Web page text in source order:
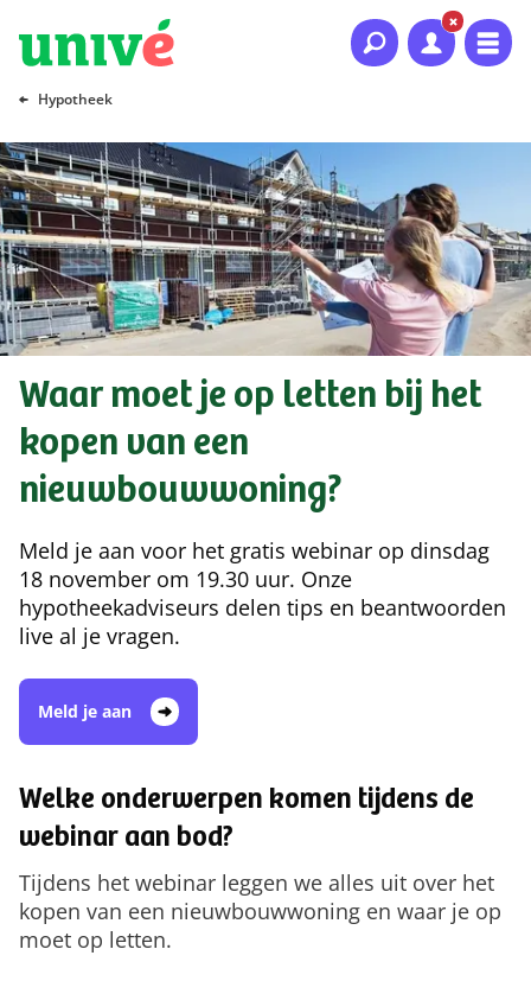
Naar hoofdinhoud
Naar hoofdnavigatie
Naar footer
Hypotheek
Waar moet je op letten bij het
kopen van een
nieuwbouwwoning?
Meld je aan voor het gratis webinar op dinsdag
18 november om 19.30 uur. Onze
hypotheekadviseurs delen tips en beantwoorden
live al je vragen.
Meld je aan
Welke onderwerpen komen tijdens de
webinar aan bod?
Tijdens het webinar leggen we alles uit over het
kopen van een nieuwbouwwoning en waar je op
moet op letten.